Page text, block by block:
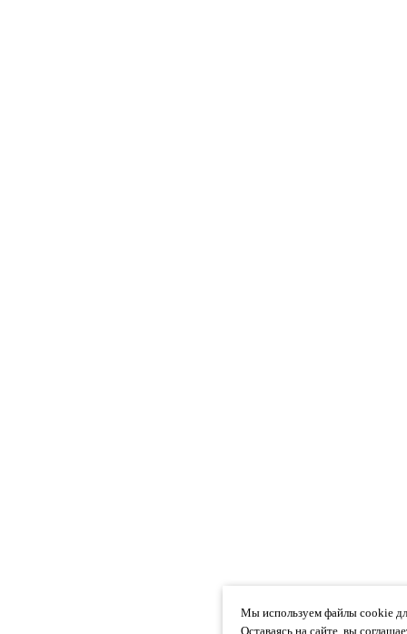
Мы используем файлы cookie
Оставаясь на сайте, вы